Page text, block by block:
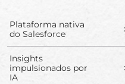
Plataforma nativa
do Salesforce
Insights
impulsionados por
IA